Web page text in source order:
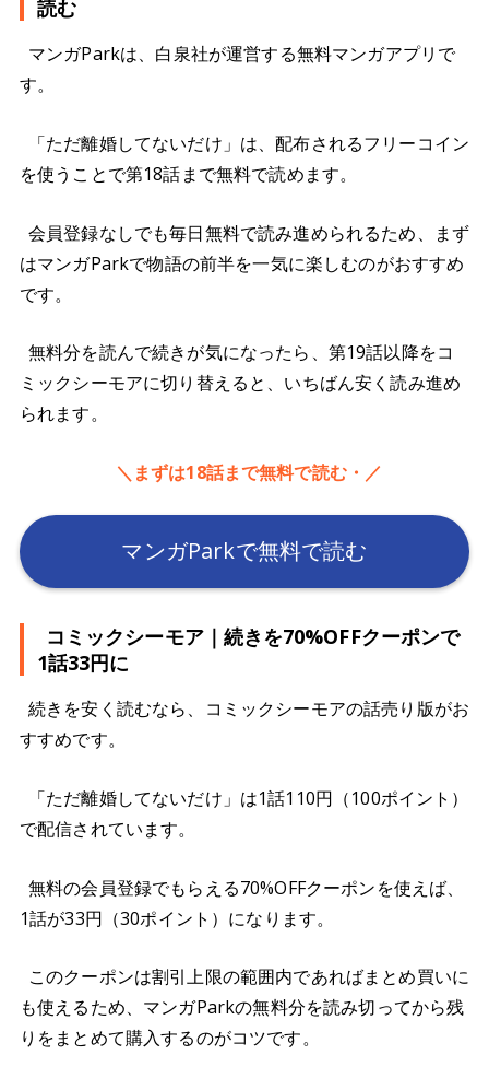
読む
マンガParkは、白泉社が運営する無料マンガアプリで
す。
「ただ離婚してないだけ」は、配布されるフリーコイン
を使うことで第18話まで無料で読めます。
会員登録なしでも毎日無料で読み進められるため、まず
はマンガParkで物語の前半を一気に楽しむのがおすすめ
です。
無料分を読んで続きが気になったら、第19話以降をコ
ミックシーモアに切り替えると、いちばん安く読み進め
られます。
＼まずは18話まで無料で読む・／
マンガParkで無料で読む
コミックシーモア｜続きを70%OFFクーポンで
1話33円に
続きを安く読むなら、コミックシーモアの話売り版がお
すすめです。
「ただ離婚してないだけ」は1話110円（100ポイント）
で配信されています。
無料の会員登録でもらえる70%OFFクーポンを使えば、
1話が33円（30ポイント）になります。
このクーポンは割引上限の範囲内であればまとめ買いに
も使えるため、マンガParkの無料分を読み切ってから残
りをまとめて購入するのがコツです。